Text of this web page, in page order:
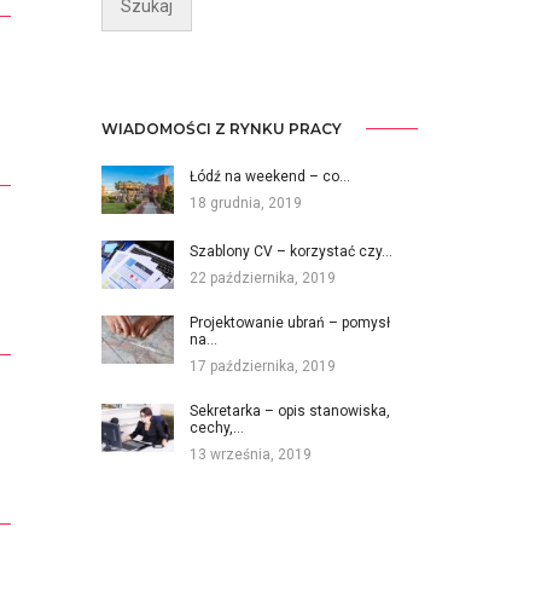
WIADOMOŚCI Z RYNKU PRACY
Łódź na weekend – co…
18 grudnia, 2019
Szablony CV – korzystać czy…
22 października, 2019
Projektowanie ubrań – pomysł
na…
17 października, 2019
Sekretarka – opis stanowiska,
cechy,…
13 września, 2019